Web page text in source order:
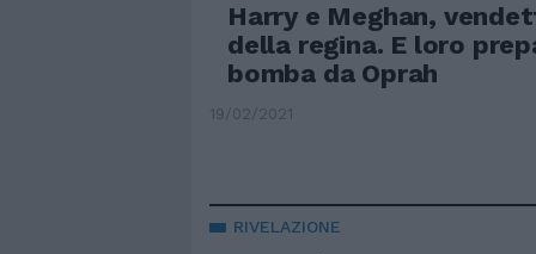
Harry e Meghan,
della regina. E loro
bomba da Oprah
19/02/2021
RIVELAZIONE